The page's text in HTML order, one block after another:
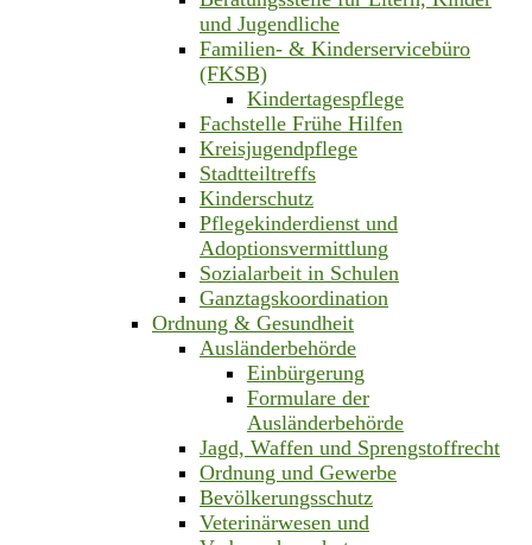
und Jugendliche
Familien- & Kinderservicebüro
(FKSB)
Kindertagespflege
Fachstelle Frühe Hilfen
Kreisjugendpflege
Stadtteiltreffs
Kinderschutz
Pflegekinderdienst und
Adoptionsvermittlung
Sozialarbeit in Schulen
Ganztagskoordination
Ordnung & Gesundheit
Ausländerbehörde
Einbürgerung
Formulare der
Ausländerbehörde
Jagd, Waffen und Sprengstoffrecht
Ordnung und Gewerbe
Bevölkerungsschutz
Veterinärwesen und